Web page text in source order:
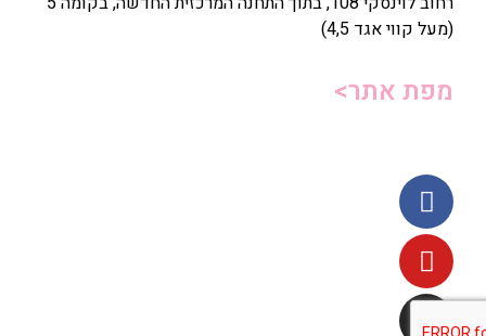
(מעל קווי אגד 4,5)
מפת אתר>